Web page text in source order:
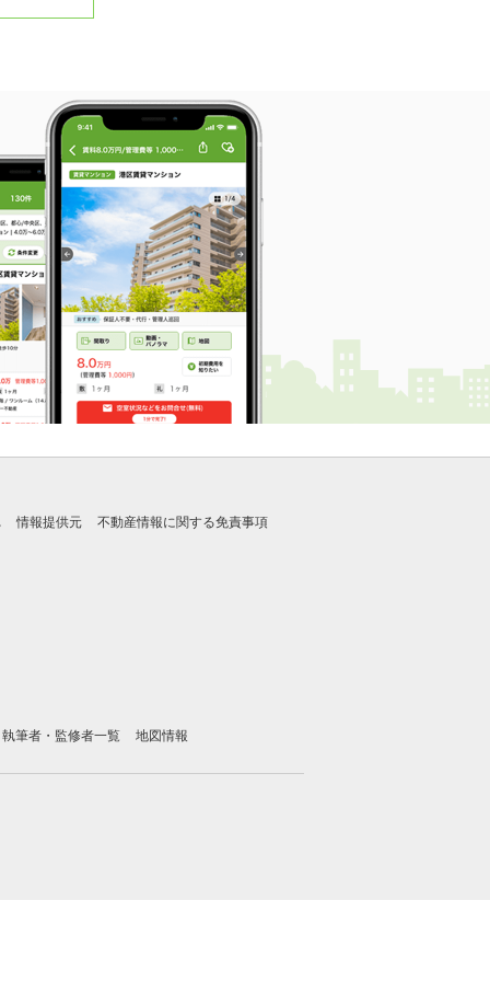
情報提供元 不動産情報に関する免責事項
執筆者・監修者一覧 地図情報